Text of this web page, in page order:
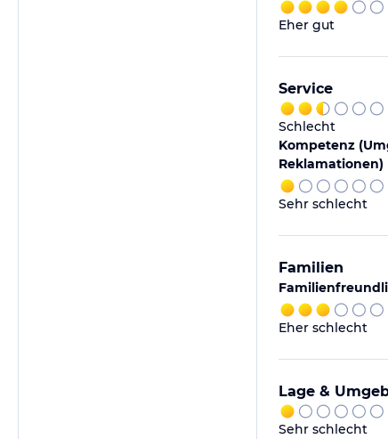
Eher gut
Service
Schlecht
Kompetenz
Reklamationen)
Sehr schlecht
Familien
Eher schlecht
Lage &
Sehr schlecht